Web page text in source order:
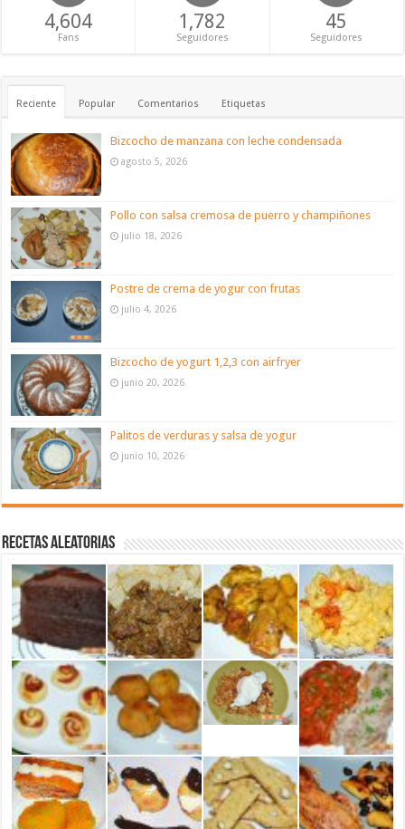
4,604
Fans
1,782
Seguidores
45
Seguidores
Reciente Popular Comentarios Etiquetas
Bizcocho de manzana con leche condensada
agosto 5, 2026
Pollo con salsa cremosa de puerro y champiñones
julio 18, 2026
Postre de crema de yogur con frutas
julio 4, 2026
Bizcocho de yogurt 1,2,3 con airfryer
junio 20, 2026
Palitos de verduras y salsa de yogur
junio 10, 2026
Recetas aleatorias